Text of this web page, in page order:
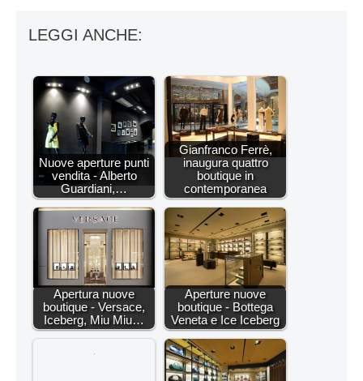
LEGGI ANCHE:
Nuove aperture punti
vendita - Alberto
Guardiani,…
Gianfranco Ferrè,
inaugura quattro
boutique in
contemporanea
Apertura nuove
boutique - Versace,
Iceberg, Miu Miu…
Aperture nuove
boutique - Bottega
Veneta e Ice Iceberg